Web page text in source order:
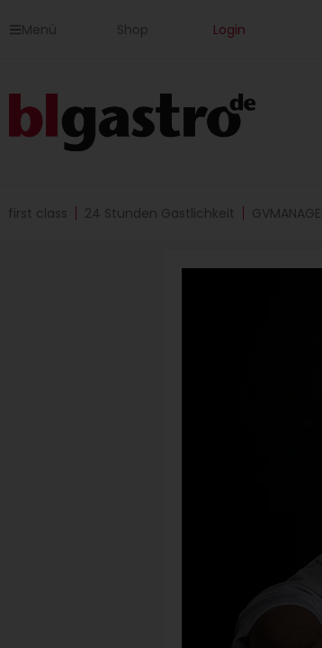
InhaltMenü Shop Login
first class 24 Stunden Gastlichkeit